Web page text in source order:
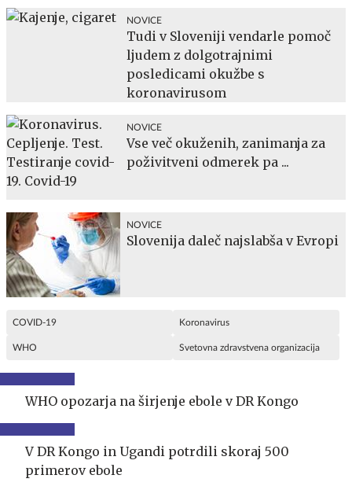
NOVICE
Tudi v Sloveniji vendarle pomoč
ljudem z dolgotrajnimi
posledicami okužbe s
koronavirusom
NOVICE
Vse več okuženih, zanimanja za
poživitveni odmerek pa ...
NOVICE
Slovenija daleč najslabša v Evropi
COVID-19 Koronavirus
WHO Svetovna zdravstvena organizacija
WHO opozarja na širjenje ebole v DR Kongo
V DR Kongo in Ugandi potrdili skoraj 500
primerov ebole